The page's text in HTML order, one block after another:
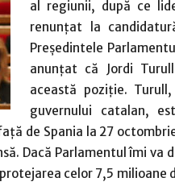
al regiunii, după ce
renunţat la
Preşedintele
anunţat că Jordi
această poziţie.
guvernului catalan,
de Spania la 27
Dacă Parlamentul îmi va
celor 7,5 milioane